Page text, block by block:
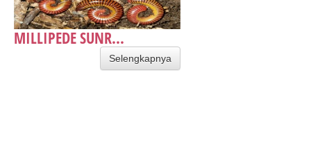
MILLIPEDE SUNR...
Selengkapnya